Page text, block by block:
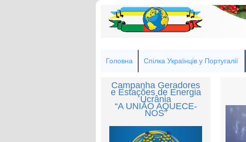
Головна Спілка Українців у Португалії
Campanha Geradores
e Estações de Energia
Ucrânia
“A UNIÃO AQUECE-
NOS”